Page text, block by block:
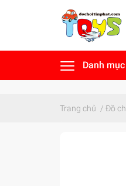
Danh
Trang chủ / Đồ